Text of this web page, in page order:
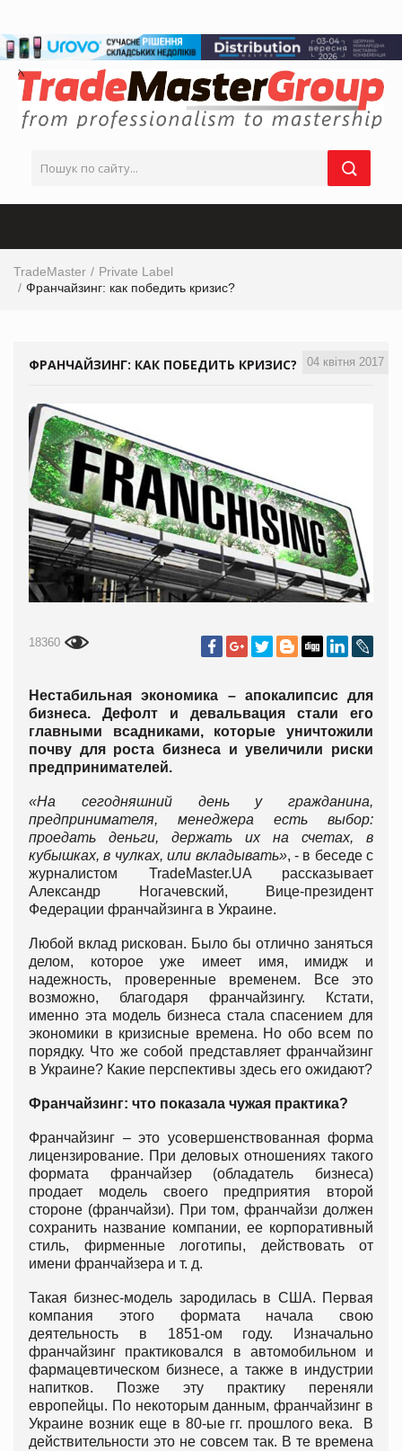
TradeMaster
Private Label
Франчайзинг: как победить кризис?
04 квітня 2017
ФРАНЧАЙЗИНГ: КАК ПОБЕДИТЬ КРИЗИС?
18360
Нестабильная экономика – апокалипсис для
бизнеса. Дефолт и девальвация стали его
главными всадниками, которые уничтожили
почву для роста бизнеса и увеличили риски
предпринимателей.
«На сегодняшний день у гражданина,
предпринимателя, менеджера есть выбор:
проедать деньги, держать их на счетах, в
кубышках, в чулках, или вкладывать», - в беседе с
журналистом TradeMaster.UA рассказывает
Александр Ногачевский, Вице-президент
Федерации франчайзинга в Украине.
Любой вклад рискован. Было бы отлично заняться
делом, которое уже имеет имя, имидж и
надежность, проверенные временем. Все это
возможно, благодаря франчайзингу. Кстати,
именно эта модель бизнеса стала спасением для
экономики в кризисные времена. Но обо всем по
порядку. Что же собой представляет франчайзинг
в Украине? Какие перспективы здесь его ожидают?
Франчайзинг: что показала чужая практика?
Франчайзинг – это усовершенствованная форма
лицензирование. При деловых отношениях такого
формата франчайзер (обладатель бизнеса)
продает модель своего предприятия второй
стороне (франчайзи). При том, франчайзи должен
сохранить название компании, ее корпоративный
стиль, фирменные логотипы, действовать от
имени франчайзера и т. д.
Такая бизнес-модель зародилась в США. Первая
компания этого формата начала свою
деятельность в 1851-ом году. Изначально
франчайзинг практиковался в автомобильном и
фармацевтическом бизнесе, а также в индустрии
напитков. Позже эту практику переняли
европейцы. По некоторым данным, франчайзинг в
Украине возник еще в 80-ые гг. прошлого века. В
действительности это не совсем так. В те времена